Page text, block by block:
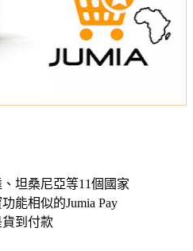
坦桑尼亞等11個國家
能相似的Jumia Pay
到付款